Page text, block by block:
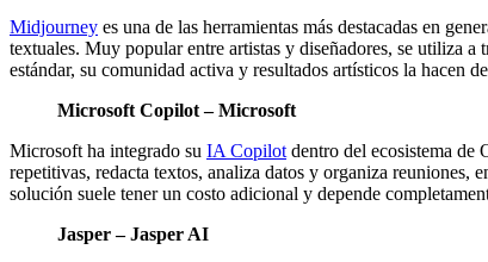
Midjourney es una de las herramientas más destacadas en
textuales. Muy popular entre artistas y diseñadores, se utiliza a
estándar, su comunidad activa y resultados artísticos la hacen
Microsoft Copilot – Microsoft
Microsoft ha integrado su IA Copilot dentro del ecosistema de
repetitivas, redacta textos, analiza datos y organiza reuniones,
solución suele tener un costo adicional y depende
Jasper – Jasper AI